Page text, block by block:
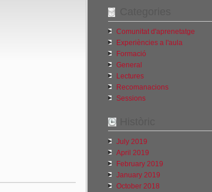
Comunitat d'aprenetatge
Experiències a l'aula
Formació
General
Lectures
Recomanacions
Sessions
July 2019
April 2019
February 2019
January 2019
October 2018